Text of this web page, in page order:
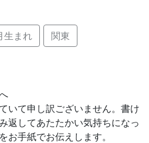
生まれ 関東
いて申し訳ございません。書け
返してあたたかい気持ちになっ
お手紙でお伝えします。